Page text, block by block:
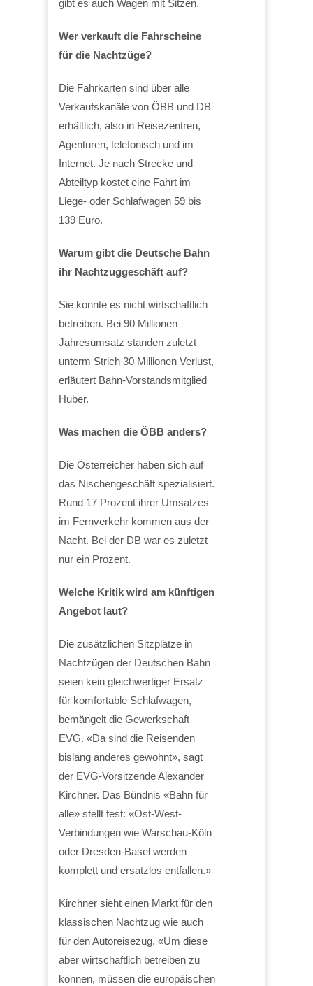
gibt es auch Wagen mit Sitzen.
Wer verkauft die Fahrscheine
für die Nachtzüge?
Die Fahrkarten sind über alle
Verkaufskanäle von ÖBB und DB
erhältlich, also in Reisezentren,
Agenturen, telefonisch und im
Internet. Je nach Strecke und
Abteiltyp kostet eine Fahrt im
Liege- oder Schlafwagen 59 bis
139 Euro.
Warum gibt die Deutsche Bahn
ihr Nachtzuggeschäft auf?
Sie konnte es nicht wirtschaftlich
betreiben. Bei 90 Millionen
Jahresumsatz standen zuletzt
unterm Strich 30 Millionen Verlust,
erläutert Bahn-Vorstandsmitglied
Huber.
Was machen die ÖBB anders?
Die Österreicher haben sich auf
das Nischengeschäft spezialisiert.
Rund 17 Prozent ihrer Umsatzes
im Fernverkehr kommen aus der
Nacht. Bei der DB war es zuletzt
nur ein Prozent.
Welche Kritik wird am künftigen
Angebot laut?
Die zusätzlichen Sitzplätze in
Nachtzügen der Deutschen Bahn
seien kein gleichwertiger Ersatz
für komfortable Schlafwagen,
bemängelt die Gewerkschaft
EVG. «Da sind die Reisenden
bislang anderes gewohnt», sagt
der EVG-Vorsitzende Alexander
Kirchner. Das Bündnis «Bahn für
alle» stellt fest: «Ost-West-
Verbindungen wie Warschau-Köln
oder Dresden-Basel werden
komplett und ersatzlos entfallen.»
Kirchner sieht einen Markt für den
klassischen Nachtzug wie auch
für den Autoreisezug. «Um diese
aber wirtschaftlich betreiben zu
können, müssen die europäischen